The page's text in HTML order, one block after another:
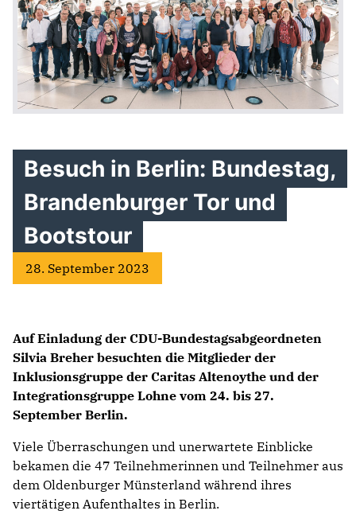
Besuch in Berlin: Bundestag,
Brandenburger Tor und
Bootstour
28. September 2023
Auf Einladung der CDU-Bundestagsabgeordneten
Silvia Breher besuchten die Mitglieder der
Inklusionsgruppe der Caritas Altenoythe und der
Integrationsgruppe Lohne vom 24. bis 27.
September Berlin.
Viele Überraschungen und unerwartete Einblicke
bekamen die 47 Teilnehmerinnen und Teilnehmer aus
dem Oldenburger Münsterland während ihres
viertätigen Aufenthaltes in Berlin.